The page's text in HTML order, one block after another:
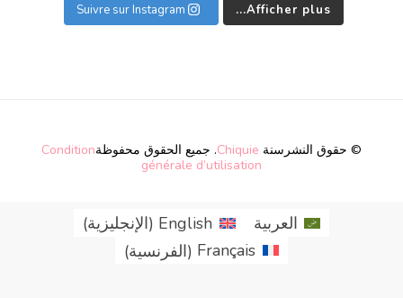
Afficher plus...
Suivre sur Instagram
© حقوق النشرسنة Chiquie. جميع الحقوق محفوظةCondition
générale d’utilisation
العربية English
(الإنجليزية)
Français
(الفرنسية)